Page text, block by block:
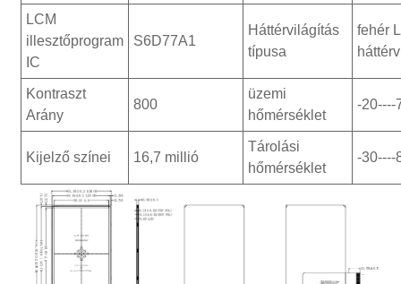
LCM
illesztőprogram
IC
S6D77A1
Háttérvilágítás
típusa
fehér
Kontraszt
Arány
800
üzemi
hőmérséklet
-20----
Kijelző színei 16,7 millió
Tárolási
hőmérséklet
-30----